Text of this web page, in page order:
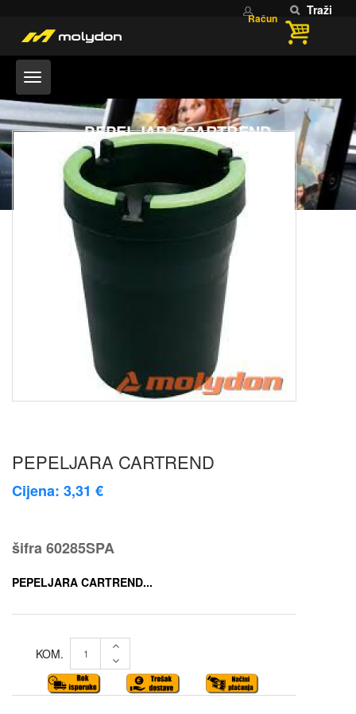
Račun
Traži
PEPELJARA CARTREND
Home PEPELJARA CARTREND
PEPELJARA CARTREND
Cijena: 3,31 €
šifra60285SPA
PEPELJARA CARTREND...
KOM.